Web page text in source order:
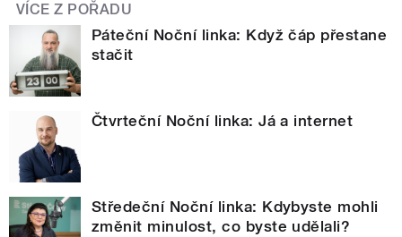
VÍCE Z POŘADU
Páteční Noční linka: Když čáp přestane
stačit
Čtvrteční Noční linka: Já a internet
Středeční Noční linka: Kdybyste mohli
změnit minulost, co byste udělali?